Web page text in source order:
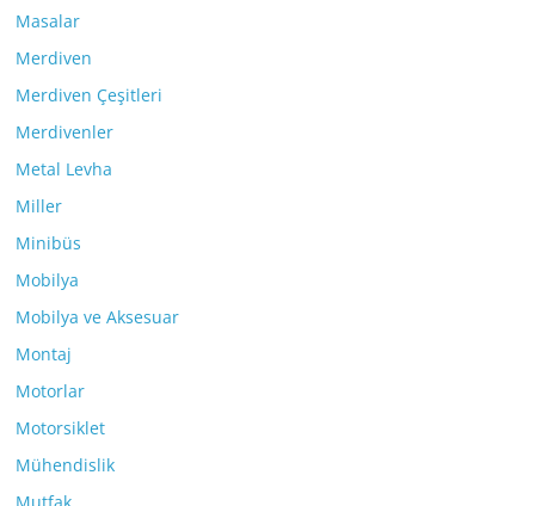
Masalar
Merdiven
Merdiven Çeşitleri
Merdivenler
Metal Levha
Miller
Minibüs
Mobilya
Mobilya ve Aksesuar
Montaj
Motorlar
Motorsiklet
Mühendislik